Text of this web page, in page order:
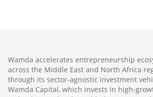
Wamda accelerates entrepreneurship
across the Middle East and North Africa
through its sector-agnostic investment
Wamda Capital, which invests in high-